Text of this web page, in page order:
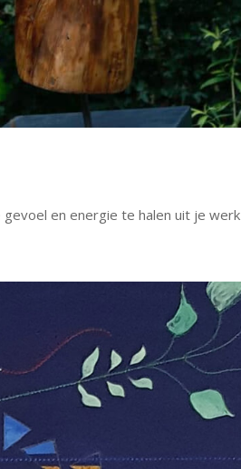
en energie te halen uit je werk